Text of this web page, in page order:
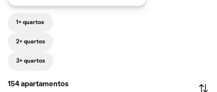
1+ quartos
2+ quartos
3+ quartos
154 apartamentos